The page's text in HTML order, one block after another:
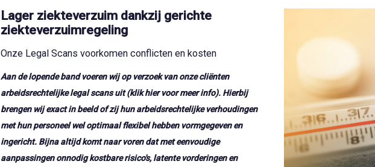
Lager ziekteverzuim dankzij gerichte
ziekteverzuimregeling
Onze Legal Scans voorkomen conflicten en kosten
Aan de lopende band voeren wij op verzoek van onze cliënten
arbeidsrechtelijke legal scans uit (klik hier voor meer info). Hierbij
brengen wij exact in beeld of zij hun arbeidsrechtelijke verhoudingen
met hun personeel wel optimaal flexibel hebben vormgegeven en
ingericht. Bijna altijd komt naar voren dat met eenvoudige
aanpassingen onnodig kostbare risico's, latente vorderingen en